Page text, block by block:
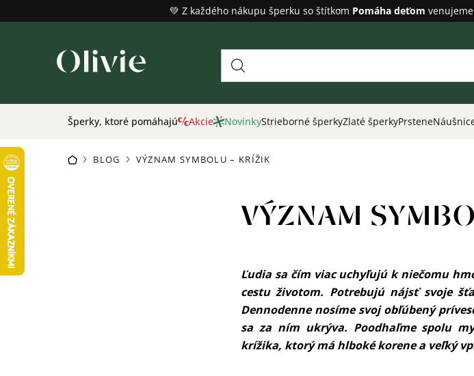
na
💚 Z každého nákupu šperku so štítkom Pomáha deťom venujeme
Šperky, ktoré pomáhajú Akcie NovinkyStrieborné šperkyZlaté šperkyPrstene
DOMOVBLOG VÝZNAM SYMBOLU – KRÍŽIK
VÝZNAM
Ľudia sa čím viac uchyľujú k niečomu
cestu životom. Potrebujú nájsť svoje
Dennodenne nosíme svoj obľúbený
sa za ním ukrýva. Poodhaľme spolu
krížika, ktorý má hlboké korene a veľký